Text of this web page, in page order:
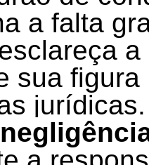
a falta
sua